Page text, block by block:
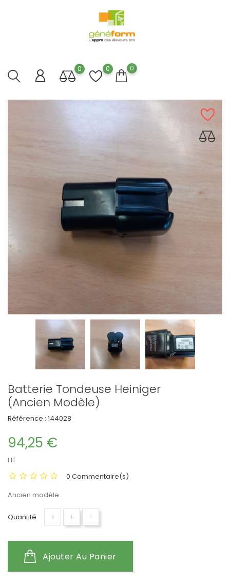
0 0 0
Batterie Tondeuse Heiniger
(Ancien Modèle)
Référence : 144028
94,25 €
HT
0 Commentaire(s)
Ancien modèle.
Quantité + -
Ajouter Au Panier